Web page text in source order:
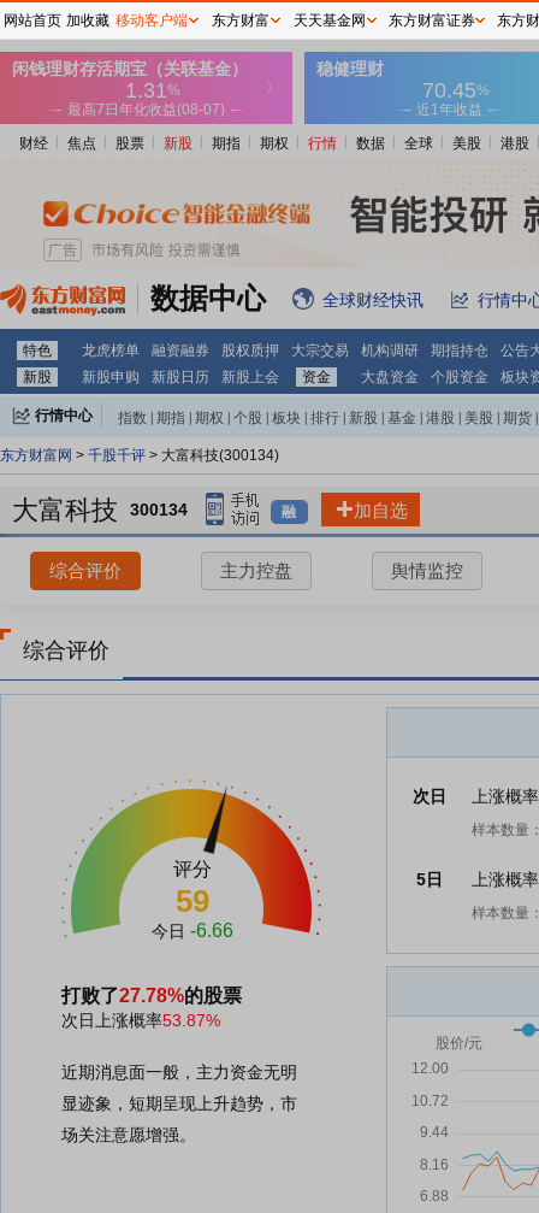
财经 焦点 股票 新股 期指 期权 行情 数据 全球 美股 港股
数据中心 全球财经快讯 行情中
特色 龙虎榜单 融资融券 股权质押 大宗交易 机构调研 期指持仓
公告
新股
新股申购 新股日历 新股上会 资金 大盘资金 个股资金 板块
行情中心 指数 期指 期权 个股 板块 排行 新股 基金 港股 美股 期货
东方财富网 > 千股千评 > 大富科技(300134)
大富科技 300134 融 加自选
综合评价 主力控盘 舆情监控
综合评价
评分
59
今日 -6.66
打败了27.78%的股票
次日上涨概率53.87%
近期消息面一般，主力资金无明
显迹象，短期呈现上升趋势，市
场关注意愿增强。
次日 上涨概
样本数量
5日 上涨概
样本数量
网站首页 加收藏 移动客户端 东方财富 天天基金网 东方财富证券 东方